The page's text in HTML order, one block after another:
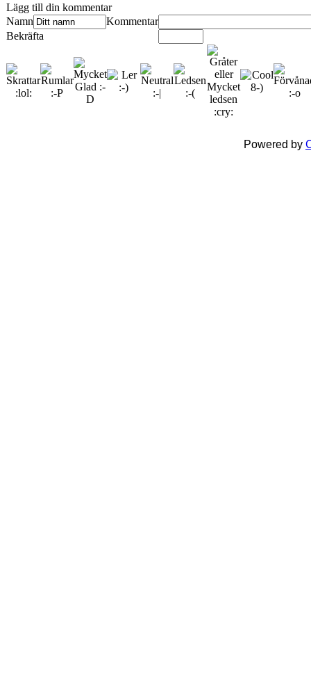
Lägg till din kommentar
Namn
Kommentar
Bekräfta
Powered by